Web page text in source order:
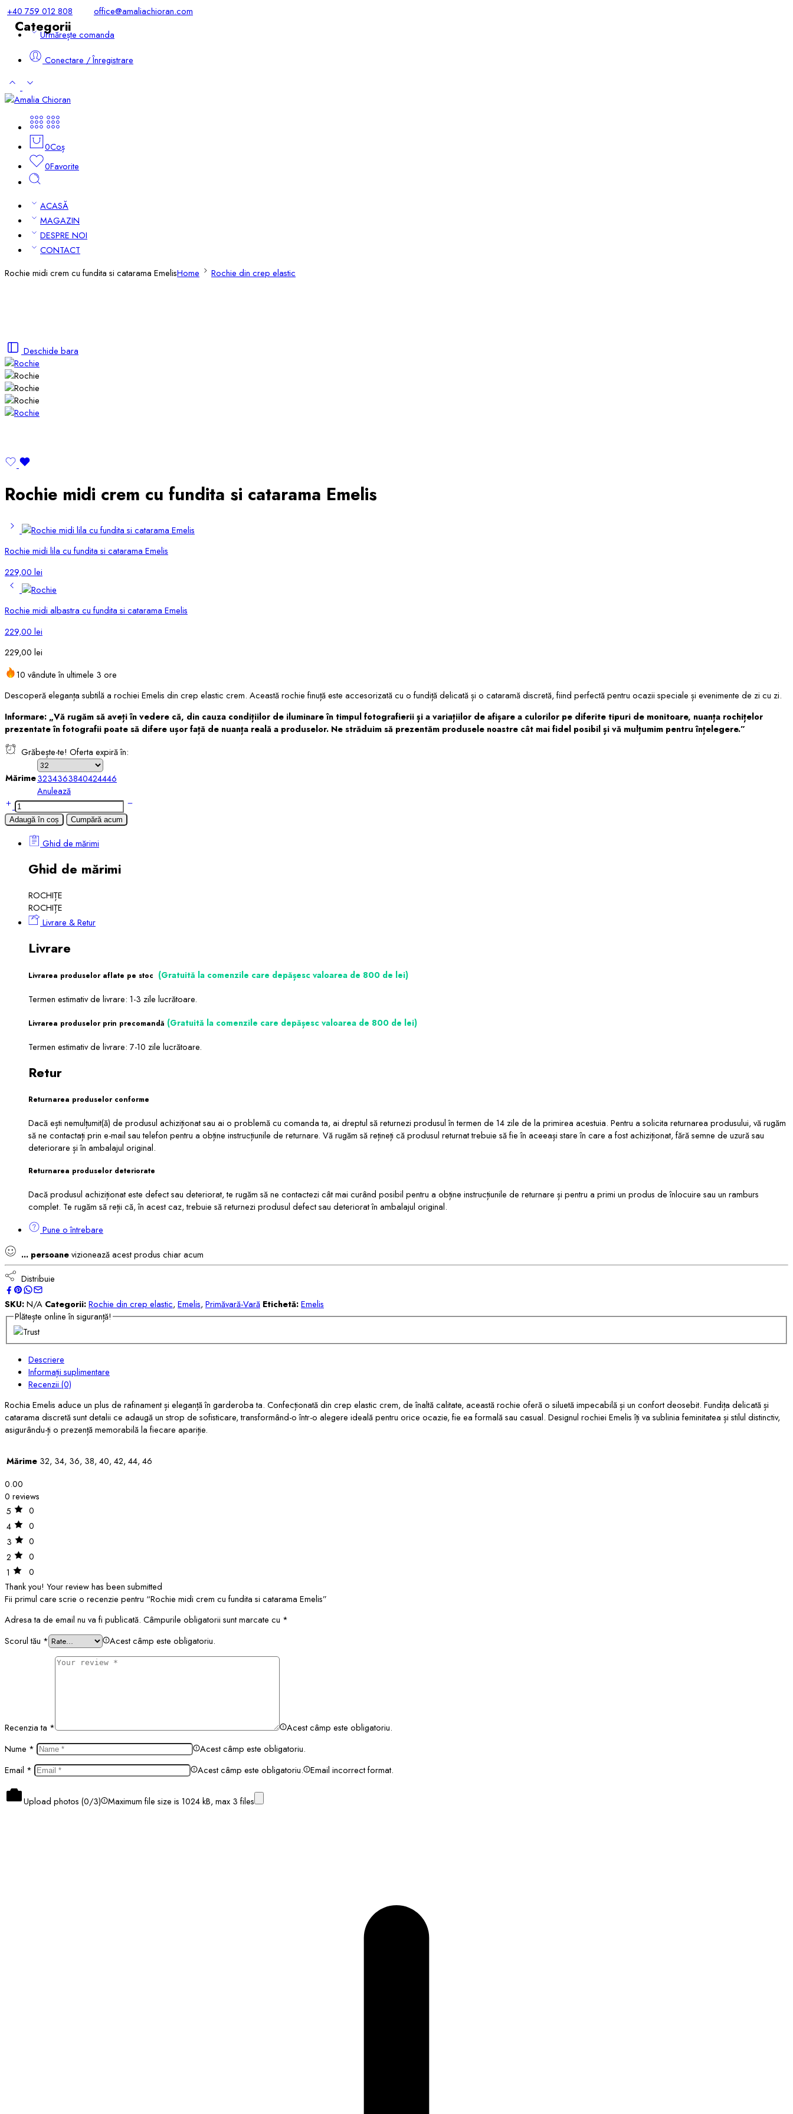
+40 759 012 808
office@amaliachioran.com
Urmărește comanda
Conectare / Înregistrare
0Coș
0Favorite
ACASĂ
MAGAZIN
DESPRE NOI
CONTACT
Rochie midi crem cu fundita si catarama EmelisHome Rochie din crep elastic
Deschide bara
Rochie midi crem cu fundita si catarama Emelis
Rochie midi lila cu fundita si catarama Emelis
229,00 lei
Rochie midi albastra cu fundita si catarama Emelis
229,00 lei
229,00 lei
10 vândute în ultimele 3 ore
Descoperă eleganța subtilă a rochiei Emelis din crep elastic crem. Această rochie finuță este accesorizată cu o fundiță delicată și o cataramă discretă, fiind perfectă pentru ocazii speciale și evenimente de zi cu zi.
Informare: „Vă rugăm să aveți în vedere că, din cauza condițiilor de iluminare în timpul fotografierii și a variațiilor de afișare a culorilor pe diferite tipuri de monitoare, nuanța rochițelor
prezentate în fotografii poate să difere ușor față de nuanța reală a produselor. Ne străduim să prezentăm produsele noastre cât mai fidel posibil și vă mulțumim pentru înțelegere.”
Grăbește-te! Oferta expiră în:
Mărime3234363840424446
Anulează
Rochie
midi
crem
catarama
quantity
Adaugă în coș Cumpără acum
Ghid de mărimi
Ghid de mărimi
ROCHIȚE
ROCHIȚE
Livrare & Retur
Livrare
Livrarea produselor aflate pe stoc (Gratuită la comenzile care depășesc valoarea de 800 de lei)
Termen estimativ de livrare: 1-3 zile lucrătoare.
Livrarea produselor prin precomandă (Gratuită la comenzile care depășesc valoarea de 800 de lei)
Termen estimativ de livrare: 7-10 zile lucrătoare.
Retur
Returnarea produselor conforme
Dacă ești nemulțumit(ă) de produsul achiziționat sau ai o problemă cu comanda ta, ai dreptul să returnezi produsul în termen de 14 zile de la primirea acestuia. Pentru a solicita returnarea produsului, vă rugăm
să ne contactați prin e-mail sau telefon pentru a obține instrucțiunile de returnare. Vă rugăm să rețineți că produsul returnat trebuie să fie în aceeași stare în care a fost achiziționat, fără semne de uzură sau
deteriorare și în ambalajul original.
Returnarea produselor deteriorate
Dacă produsul achiziționat este defect sau deteriorat, te rugăm să ne contactezi cât mai curând posibil pentru a obține instrucțiunile de returnare și pentru a primi un produs de înlocuire sau un ramburs
complet. Te rugăm să reții că, în acest caz, trebuie să returnezi produsul defect sau deteriorat în ambalajul original.
Pune o întrebare
... persoanevizionează acest produs chiar acum
Distribuie
SKU:N/A Categorii:Rochie din crep elastic, Emelis, Primăvară-Vară Etichetă:Emelis
Plătește online în siguranță!
Descriere
Informații suplimentare
Recenzii (0)
Rochia Emelis aduce un plus de rafinament și eleganță în garderoba ta. Confecționată din crep elastic crem, de înaltă calitate, această rochie oferă o siluetă impecabilă și un confort deosebit. Fundița delicată și
catarama discretă sunt detalii ce adaugă un strop de sofisticare, transformând-o într-o alegere ideală pentru orice ocazie, fie ea formală sau casual. Designul rochiei Emelis îți va sublinia feminitatea și stilul distinctiv,
asigurându-ți o prezență memorabilă la fiecare apariție.
Mărime 32, 34, 36, 38, 40, 42, 44, 46
0.00
0 reviews
5
0
4
0
3
0
2
0
1
0
Thank you! Your review has been submitted
Fii primul care scrie o recenzie pentru “Rochie midi crem cu fundita si catarama Emelis”
Adresa ta de email nu va fi publicată. Câmpurile obligatorii sunt marcate cu *
Scorul tău * Acest câmp este obligatoriu.
Recenzia ta *
Acest câmp este obligatoriu.
Nume *
Acest câmp este obligatoriu.
Email * Acest câmp este obligatoriu. Email incorrect format.
Upload photos (0/3) Maximum file size is 1024 kB, max 3 files
Categorii